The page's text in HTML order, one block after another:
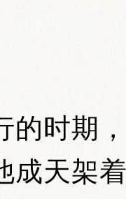
的时期
成天架